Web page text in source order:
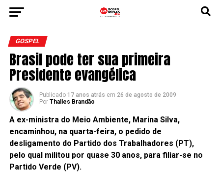
GOSPEL
Brasil pode ter sua primeira
Presidente evangélica
Publicado 17 anos atrás em 26 de agosto de 2009
Por Thalles Brandão
A ex-ministra do Meio Ambiente, Marina Silva,
encaminhou, na quarta-feira, o pedido de
desligamento do Partido dos Trabalhadores (PT),
pelo qual militou por quase 30 anos, para filiar-se no
Partido Verde (PV).